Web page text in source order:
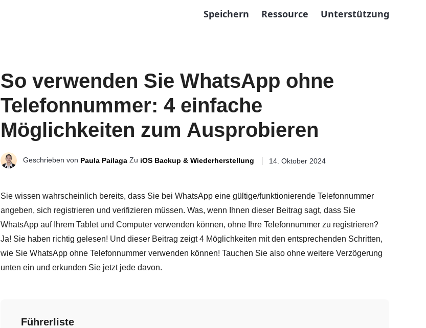
Speichern Ressource Unterstützung
So verwenden Sie WhatsApp ohne
Telefonnummer: 4 einfache
Möglichkeiten zum Ausprobieren
Geschrieben von Paula Pailaga Zu iOS Backup & Wiederherstellung 14. Oktober 2024
Sie wissen wahrscheinlich bereits, dass Sie bei WhatsApp eine gültige/funktionierende Telefonnummer
angeben, sich registrieren und verifizieren müssen. Was, wenn Ihnen dieser Beitrag sagt, dass Sie
WhatsApp auf Ihrem Tablet und Computer verwenden können, ohne Ihre Telefonnummer zu registrieren?
Ja! Sie haben richtig gelesen! Und dieser Beitrag zeigt 4 Möglichkeiten mit den entsprechenden Schritten,
wie Sie WhatsApp ohne Telefonnummer verwenden können! Tauchen Sie also ohne weitere Verzögerung
unten ein und erkunden Sie jetzt jede davon.
Führerliste